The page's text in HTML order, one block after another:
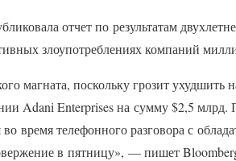
отчет по результатам
злоупотреблениях компаний
магната, поскольку грозит ухудшить
Adani Enterprises на сумму $2,5 млрд.
время телефонного разговора с
в пятницу», — пишет